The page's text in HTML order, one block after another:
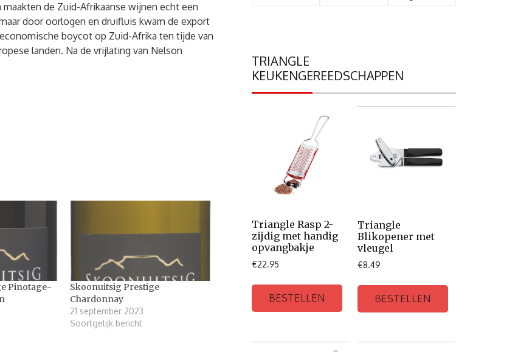
de Zuid-Afrikaanse wijnen echt een
door oorlogen en druifluis kwam de export
boycot op Zuid-Afrika ten tijde van
landen. Na de vrijlating van Nelson
Pinotage-
Skoonuitsig Prestige
Chardonnay
21 september 2023
Soortgelijk bericht
TRIANGLE
KEUKENGEREEDSCHAPPEN
Triangle Rasp 2-
zijdig met handig
opvangbakje
€22.95
BESTELLEN
Triangle
Blikopener met
vleugel
€8.49
BESTELLEN